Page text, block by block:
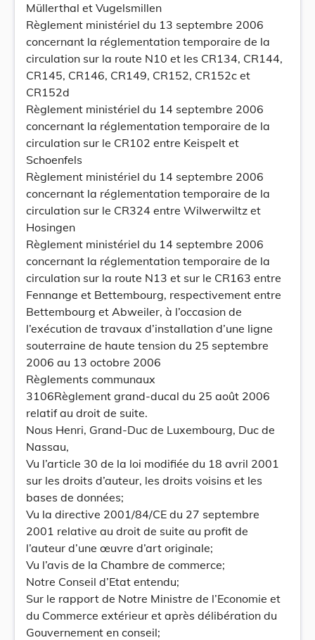
Müllerthal et Vugelsmillen
Règlement ministériel du 13 septembre 2006
concernant la réglementation temporaire de la
circulation sur la route N10 et les CR134, CR144,
CR145, CR146, CR149, CR152, CR152c et
CR152d
Règlement ministériel du 14 septembre 2006
concernant la réglementation temporaire de la
circulation sur le CR102 entre Keispelt et
Schoenfels
Règlement ministériel du 14 septembre 2006
concernant la réglementation temporaire de la
circulation sur le CR324 entre Wilwerwiltz et
Hosingen
Règlement ministériel du 14 septembre 2006
concernant la réglementation temporaire de la
circulation sur la route N13 et sur le CR163 entre
Fennange et Bettembourg, respectivement entre
Bettembourg et Abweiler, à l’occasion de
l’exécution de travaux d’installation d’une ligne
souterraine de haute tension du 25 septembre
2006 au 13 octobre 2006
Règlements communaux
3106Règlement grand-ducal du 25 août 2006
relatif au droit de suite.
Nous Henri, Grand-Duc de Luxembourg, Duc de
Nassau,
Vu l’article 30 de la loi modifiée du 18 avril 2001
sur les droits d’auteur, les droits voisins et les
bases de données;
Vu la directive 2001/84/CE du 27 septembre
2001 relative au droit de suite au profit de
l’auteur d’une œuvre d’art originale;
Vu l’avis de la Chambre de commerce;
Notre Conseil d’Etat entendu;
Sur le rapport de Notre Ministre de l’Economie et
du Commerce extérieur et après délibération du
Gouvernement en conseil;